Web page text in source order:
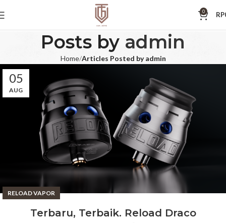
0 RP
Posts by admin
Home Articles Posted by admin
05
AUG
RELOAD VAPOR
Terbaru, Terbaik. Reload Draco